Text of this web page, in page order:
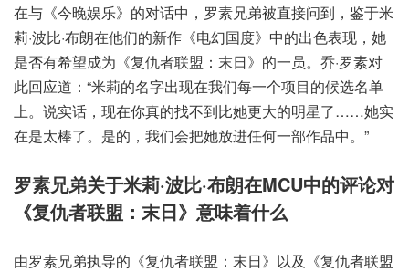
在与《今晚娱乐》的对话中，罗素兄弟被直接问到，鉴于米
莉·波比·布朗在他们的新作《电幻国度》中的出色表现，她
是否有希望成为《复仇者联盟：末日》的一员。乔·罗素对
此回应道：“米莉的名字出现在我们每一个项目的候选名单
上。说实话，现在你真的找不到比她更大的明星了……她实
在是太棒了。是的，我们会把她放进任何一部作品中。”
罗素兄弟关于米莉·波比·布朗在MCU中的评论对
《复仇者联盟：末日》意味着什么
由罗素兄弟执导的《复仇者联盟：末日》以及《复仇者联盟